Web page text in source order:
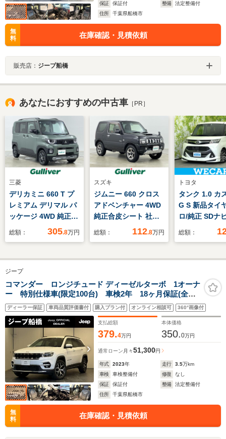
保証
保証付 整備
法定整備付
住所
千葉県船橋市
無
料
在庫確認・見積依頼
販売店： ジープ船橋
あなたにおすすめの中古車 ［PR］
三菱
デリカミニ 660 T プ
レミアム デリマル パ
ッケージ 4WD 純正
ラレコ/全方位カメラ/
追従クルコン/両側パ
ワスラ/ダウンヒルア
シスト/ステアリング
ヒーター/シートヒー
ター/スペアキー
総額： 305.8万円
スズキ
ジムニー 660 クロス
アドベンチャー 4WD
純正合皮シート 社外
総額： 112.8万円
トヨタ
タンク 1.0 カ
G S 新品タイ
ロ/純正 SDナ
ートアシスト(
ヘッドランプ
続/ETC/EBD
滑り防止装置
総額：
ジープ
コマンダー ロンジチュード ディーゼルターボ 1オーナ
ー 特別仕様車(限定100台) 車検2年 18ヶ月保証(全国
正規店対象) CarPlay セーフティ機能 LEDヘッドラ
イト 禁煙車 記録簿 取扱説明書 スペアキー 認定
中古車
ディーラー保証 車両品質評価書付 購入プラン付 オンライン相談可 360°画像付
支払総額
379.4万円
本体価格
350.0万円
通常ローン 月々51,300円
年式 2023年 走行 3.5万km
車検
車検整備付 修復
なし
保証
保証付 整備
法定整備付
住所
千葉県船橋市
無
料
在庫確認・見積依頼